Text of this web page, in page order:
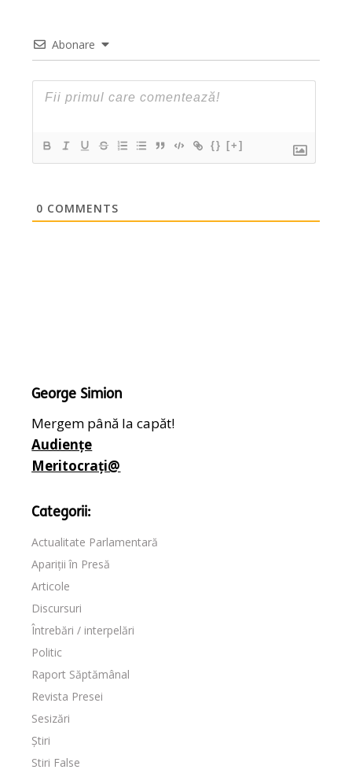
Abonare
{} [+]
0 COMMENTS
George Simion
Mergem până la capăt!
Audiențe
Meritocrați@
Categorii:
Actualitate Parlamentară
Apariții în Presă
Articole
Discursuri
Întrebări / interpelări
Politic
Raport Săptămânal
Revista Presei
Sesizări
Știri
Stiri False